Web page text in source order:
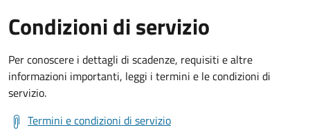
Condizioni di servizio
Per conoscere i dettagli di scadenze, requisiti e altre
informazioni importanti, leggi i termini e le condizioni di
servizio.
Termini e condizioni di servizio